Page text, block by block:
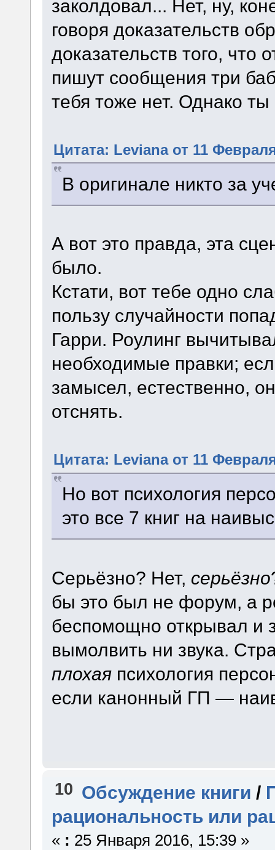
заколдовал... Нет, ну,
говоря доказательств
доказательств того,
пишут сообщения три
тебя тоже нет. Однако
Цитата: Leviana от 11
В оригинале никто за
А вот это правда, эта
было.
Кстати, вот тебе одно
пользу случайности
Гарри. Роулинг
необходимые правки;
замысел, естественно,
отснять.
Цитата: Leviana от 11
Но вот психология
это все 7 книг на
Серьёзно? Нет, серьёзно
бы это был не форум, а
беспомощно открывал и
вымолвить ни звука.
плохаяпсихология
если канонный ГП —
10 Обсуждение книги /
рациональность или
« : 25 Января 2016, 15:39 »